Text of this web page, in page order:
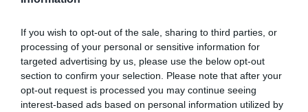
If you wish to opt-out of the sale, sharing to third parties, or
processing of your personal or sensitive information for
targeted advertising by us, please use the below opt-out
section to confirm your selection. Please note that after your
opt-out request is processed you may continue seeing
interest-based ads based on personal information utilized by
Fica ainda a sugestão de destinos com paisagens,
Lodge na África do Sul ou o Pestana CR7
Marrakech em Marrocos, são hotéis que
surpreendem e asseguram experiências
memoráveis.